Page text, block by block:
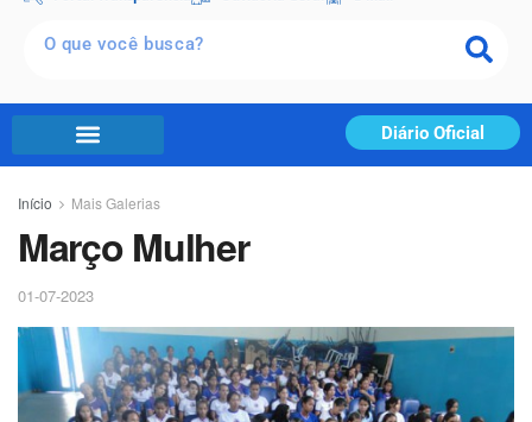
Diário Oficial
Início Mais Galerias
Março Mulher
01-07-2023